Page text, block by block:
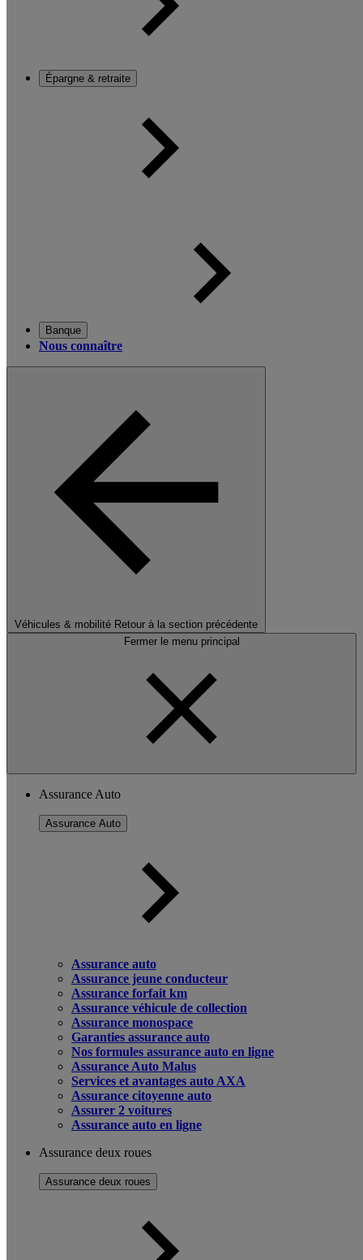
Épargne & retraite
Banque
Nous connaître
Véhicules & mobilité Retour à la section précédente
Fermer le menu principal
Assurance Auto
Assurance Auto
Assurance auto
Assurance jeune conducteur
Assurance forfait km
Assurance véhicule de collection
Assurance monospace
Garanties assurance auto
Nos formules assurance auto en ligne
Assurance Auto Malus
Services et avantages auto AXA
Assurance citoyenne auto
Assurer 2 voitures
Assurance auto en ligne
Assurance deux roues
Assurance deux roues